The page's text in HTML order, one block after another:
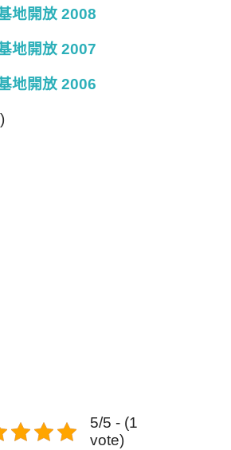
地開放 2008
地開放 2007
地開放 2006
5/5 - (1
vote)